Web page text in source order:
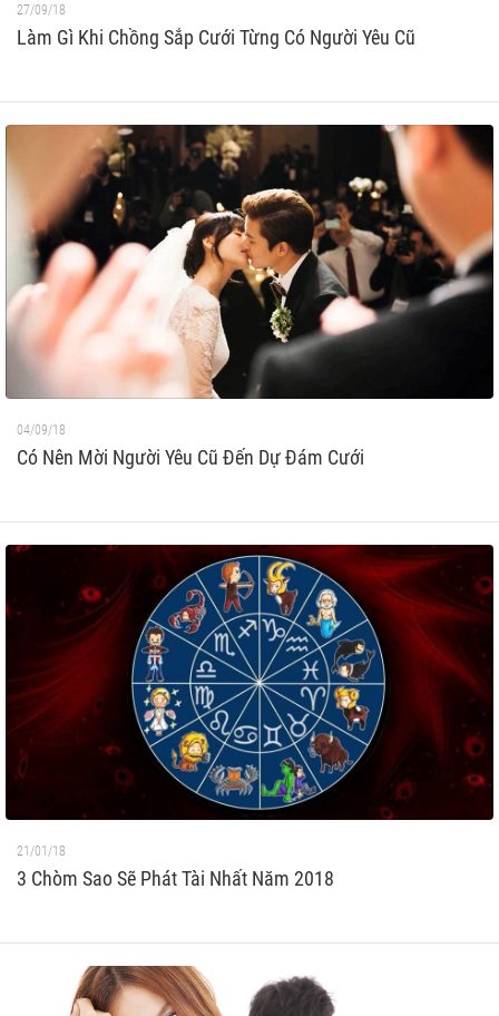
27/09/18
Làm Gì Khi Chồng Sắp Cưới Từng Có Người Yêu Cũ
04/09/18
Có Nên Mời Người Yêu Cũ Đến Dự Đám Cưới
21/01/18
3 Chòm Sao Sẽ Phát Tài Nhất Năm 2018